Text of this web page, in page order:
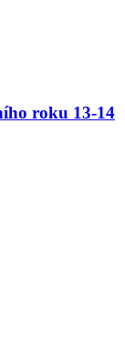
roku 13-14